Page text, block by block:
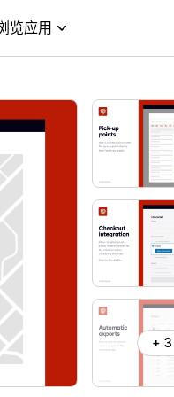
览应用
+ 3